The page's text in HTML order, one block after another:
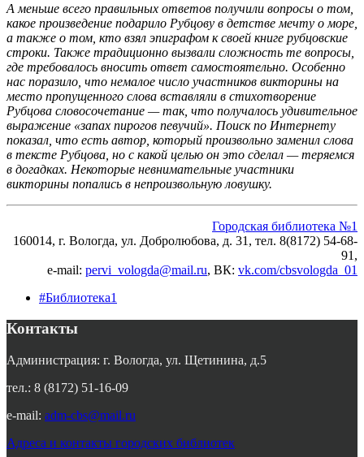
А меньше всего правильных ответов получили вопросы о том,
какое произведение подарило Рубцову в детстве мечту о море,
а также о том, кто взял эпиграфом к своей книге рубцовские
строки. Также традиционно вызвали сложность те вопросы,
где требовалось вносить ответ самостоятельно. Особенно
нас поразило, что немалое число участников викторины на
место пропущенного слова вставляли в стихотворение
Рубцова словосочетание — так, что получалось удивительное
выражение «запах пирогов певучий». Поиск по Интернету
показал, что есть автор, который произвольно заменил слова
в тексте Рубцова, но с какой целью он это сделал — теряемся
в догадках. Некоторые невнимательные участники
викторины попались в непроизвольную ловушку.
Городская библиотека №1
160014, г. Вологда, ул. Добролюбова, д. 31, тел. 8(8172) 54-68-
91,
e-mail: pervi_vologda@mail.ru, ВК: vk.com/cbsvologda_01
#Библиотека1
Контакты
Администрация: г. Вологда, ул. Щетинина, д.5
тел.: 8 (8172) 51-16-09
e-mail: adm-cbs@mail.ru
Адреса и контакты городских библиотек